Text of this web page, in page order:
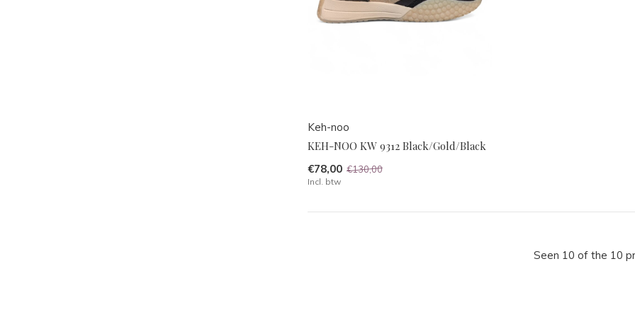
Keh-noo
KEH-NOO KW 9312 Black/Gold/Black
€78,00 €130,00
Incl. btw
Seen 10 of the 10